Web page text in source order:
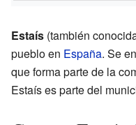
Estaís (también
pueblo en España. Se
que forma parte de la
Estaís es parte del